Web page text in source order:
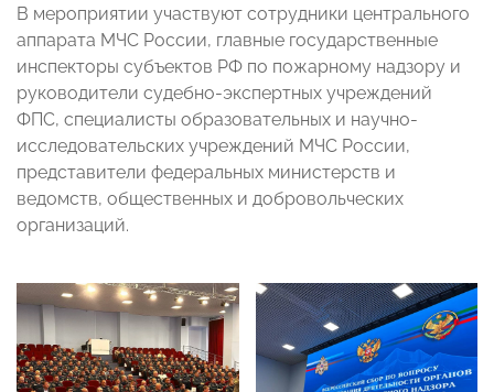
В мероприятии участвуют сотрудники центрального
аппарата МЧС России, главные государственные
инспекторы субъектов РФ по пожарному надзору и
руководители судебно-экспертных учреждений
ФПС, специалисты образовательных и научно-
исследовательских учреждений МЧС России,
представители федеральных министерств и
ведомств, общественных и добровольческих
организаций.